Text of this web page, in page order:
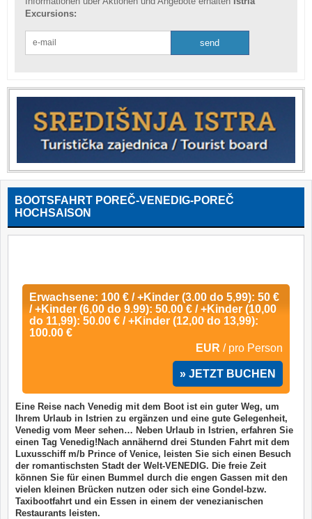
Excursions:
BOOTSFAHRT POREČ-VENEDIG-POREČ
HOCHSAISON
Erwachsene: 100 € / +Kinder (3.00 do 5,99): 50 €
/ +Kinder (6,00 do 9.99): 50.00 € / +Kinder (10,00
do 11,99): 50.00 € / +Kinder (12,00 do 13,99):
100.00 €
EUR / pro Person
» JETZT BUCHEN
Eine Reise nach Venedig mit dem Boot ist ein guter Weg, um
Ihrem Urlaub in Istrien zu ergänzen und eine gute Gelegenheit,
Venedig vom Meer sehen… Neben Urlaub in Istrien, erfahren Sie
einen Tag Venedig!Nach annähernd drei Stunden Fahrt mit dem
Luxusschiff m/b Prince of Venice, leisten Sie sich einen Besuch
der romantischsten Stadt der Welt-VENEDIG. Die freie Zeit
können Sie für einen Bummel durch die engen Gassen mit den
vielen kleinen Brücken nutzen oder sich eine Gondel-bzw.
Taxibootfahrt und ein Essen in einem der venezianischen
Restaurants leisten.